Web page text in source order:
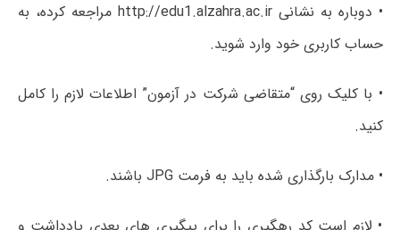
• دوباره به نشانی http://edu1.alzahra.ac.ir مراجعه کرده، به
حساب کاربری خود وارد شوید.
• با کلیک روی “متقاضی شرکت در آزمون” اطلاعات لازم را کامل
کنید.
• مدارک بارگذاری شده باید به فرمت JPG باشند.